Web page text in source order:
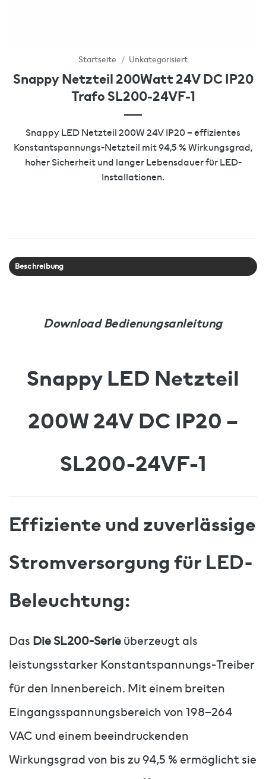
Startseite / Unkategorisiert
Snappy Netzteil 200Watt 24V DC IP20
Trafo SL200-24VF-1
Snappy LED Netzteil 200W 24V IP20 – effizientes
Konstantspannungs-Netzteil mit 94,5 % Wirkungsgrad,
hoher Sicherheit und langer Lebensdauer für LED-
Installationen.
Beschreibung
Download Bedienungsanleitung
Snappy LED Netzteil
200W 24V DC IP20 –
SL200-24VF-1
Effiziente und zuverlässige
Stromversorgung für LED-
Beleuchtung:
Das Die SL200-Serieüberzeugt als
leistungsstarker Konstantspannungs-Treiber
für den Innenbereich. Mit einem breiten
Eingangsspannungsbereich von 198–264
VAC und einem beeindruckenden
Wirkungsgrad von bis zu 94,5 % ermöglicht sie